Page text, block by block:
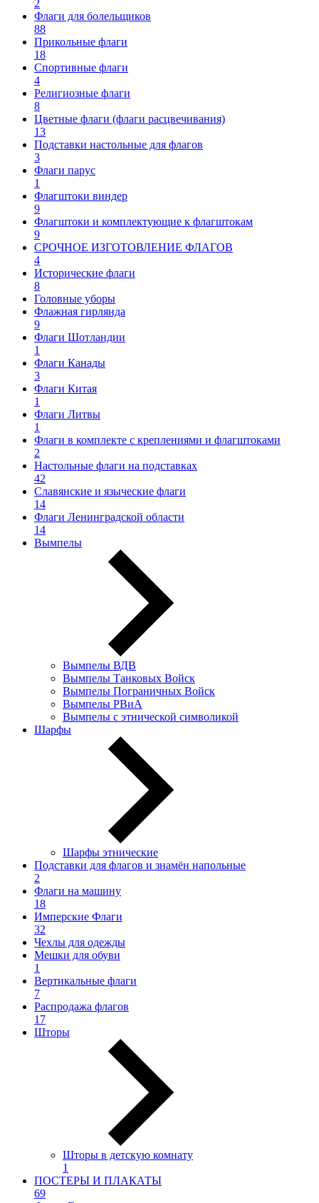
2
Флаги для болельщиков
88
Прикольные флаги
18
Спортивные флаги
4
Религиозные флаги
8
Цветные флаги (флаги расцвечивания)
13
Подставки настольные для флагов
3
Флаги парус
1
Флагштоки виндер
9
Флагштоки и комплектующие к флагштокам
9
СРОЧНОЕ ИЗГОТОВЛЕНИЕ ФЛАГОВ
4
Исторические флаги
8
Головные уборы
Флажная гирлянда
9
Флаги Шотландии
1
Флаги Канады
3
Флаги Китая
1
Флаги Литвы
1
Флаги в комплекте с креплениями и флагштоками
2
Настольные флаги на подставках
42
Славянские и языческие флаги
14
Флаги Ленинградской области
14
Вымпелы
Вымпелы ВДВ
Вымпелы Танковых Войск
Вымпелы Пограничных Войск
Вымпелы РВиА
Вымпелы с этнической символикой
Шарфы
Шарфы этнические
Подставки для флагов и знамён напольные
2
Флаги на машину
18
Имперские Флаги
32
Чехлы для одежды
Мешки для обуви
1
Вертикальные флаги
7
Распродажа флагов
17
Шторы
Шторы в детскую комнату
1
ПОСТЕРЫ И ПЛАКАТЫ
69